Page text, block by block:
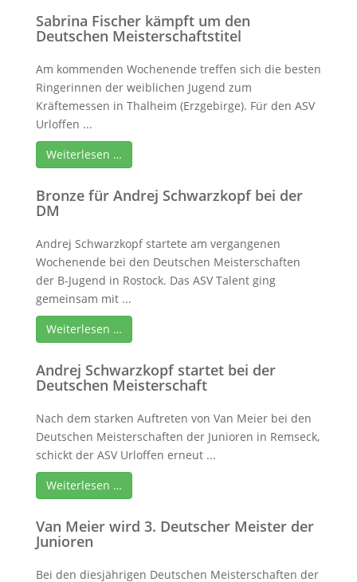
Sabrina Fischer kämpft um den
Deutschen Meisterschaftstitel
Am kommenden Wochenende treffen sich die besten
Ringerinnen der weiblichen Jugend zum
Kräftemessen in Thalheim (Erzgebirge). Für den ASV
Urloffen ...
Weiterlesen …
Bronze für Andrej Schwarzkopf bei der
DM
Andrej Schwarzkopf startete am vergangenen
Wochenende bei den Deutschen Meisterschaften
der B-Jugend in Rostock. Das ASV Talent ging
gemeinsam mit ...
Weiterlesen …
Andrej Schwarzkopf startet bei der
Deutschen Meisterschaft
Nach dem starken Auftreten von Van Meier bei den
Deutschen Meisterschaften der Junioren in Remseck,
schickt der ASV Urloffen erneut ...
Weiterlesen …
Van Meier wird 3. Deutscher Meister der
Junioren
Bei den diesjährigen Deutschen Meisterschaften der